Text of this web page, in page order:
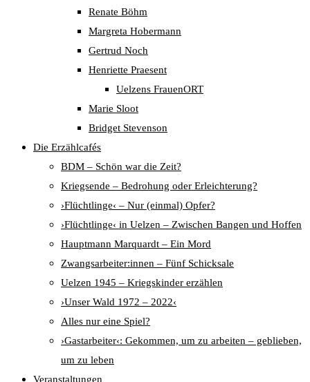
Renate Böhm
Margreta Hobermann
Gertrud Noch
Henriette Praesent
Uelzens FrauenORT
Marie Sloot
Bridget Stevenson
Die Erzählcafés
BDM – Schön war die Zeit?
Kriegsende – Bedrohung oder Erleichterung?
›Flüchtlinge‹ – Nur (einmal) Opfer?
›Flüchtlinge‹ in Uelzen – Zwischen Bangen und Hoffen
Hauptmann Marquardt – Ein Mord
Zwangsarbeiter:innen – Fünf Schicksale
Uelzen 1945 – Kriegskinder erzählen
›Unser Wald 1972 – 2022‹
Alles nur eine Spiel?
›Gastarbeiter‹: Gekommen, um zu arbeiten – geblieben,
um zu leben
Veranstaltungen